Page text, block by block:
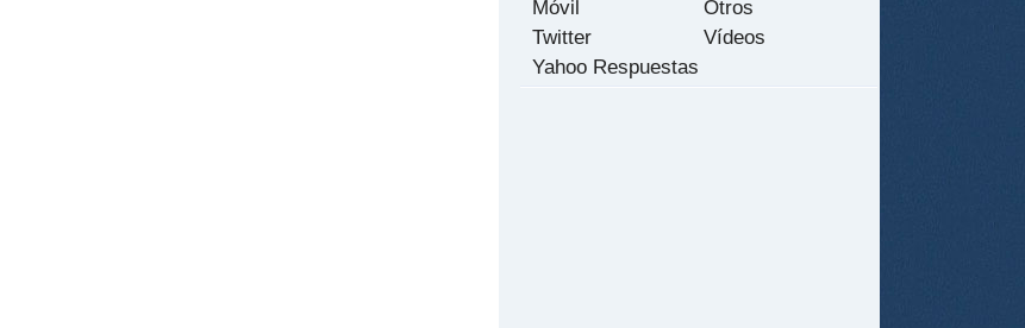
Móvil
Otros
Twitter
Vídeos
Yahoo Respuestas